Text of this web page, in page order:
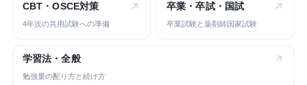
CBT・OSCE対策
4年次の共用試験への準備
卒業・卒試・ 国試
卒業試験と薬剤師国家試験
学習法・全般
勉強量の配り方と続け方